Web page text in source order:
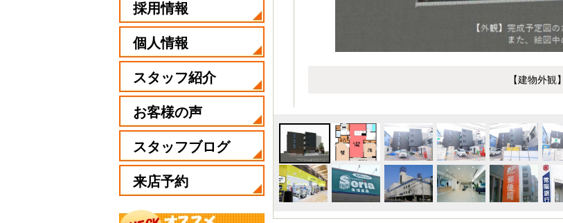
【建物外観
採用情報
個人情報
スタッフ紹介
お客様の声
スタッフブログ
来店予約